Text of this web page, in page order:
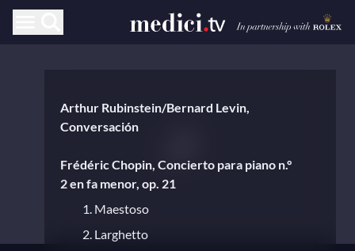
Arthur Rubinstein/Bernard Levin,
Conversación
Frédéric Chopin, Concierto para piano n.°
2 en fa menor, op. 21
1. Maestoso
2. Larghetto